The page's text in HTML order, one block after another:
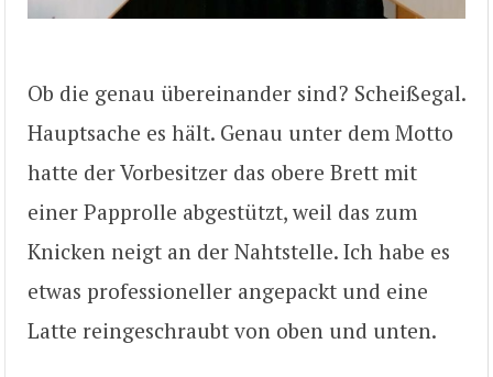
Ob die genau übereinander sind? Scheißegal.
Hauptsache es hält. Genau unter dem Motto
hatte der Vorbesitzer das obere Brett mit
einer Papprolle abgestützt, weil das zum
Knicken neigt an der Nahtstelle. Ich habe es
etwas professioneller angepackt und eine
Latte reingeschraubt von oben und unten.